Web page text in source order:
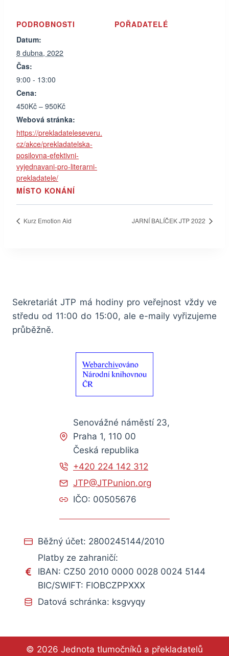
PODROBNOSTI
Datum:
8 dubna, 2022
Čas:
9:00 - 13:00
Cena:
450Kč – 950Kč
Webová stránka:
https://prekladateleseveru.
cz/akce/prekladatelska-
posilovna-efektivni-
vyjednavani-pro-literarni-
prekladatele/
MÍSTO KONÁNÍ
POŘADATELÉ
Kurz Emotion Aid JARNÍ BALÍČEK JTP 2022
Sekretariát JTP má hodiny pro veřejnost vždy ve
středu od 11:00 do 15:00, ale e-maily vyřizujeme
průběžně.
Senovážné náměstí 23,
Praha 1, 110 00
Česká republika
+420 224 142 312
JTP@JTPunion.org
IČO: 00505676
Běžný účet: 2800245144/2010
Platby ze zahraničí:
IBAN: CZ50 2010 0000 0028 0024 5144
BIC/SWIFT: FIOBCZPPXXX
Datová schránka: ksgvyqy
© 2026 Jednota tlumočníků a překladatelů